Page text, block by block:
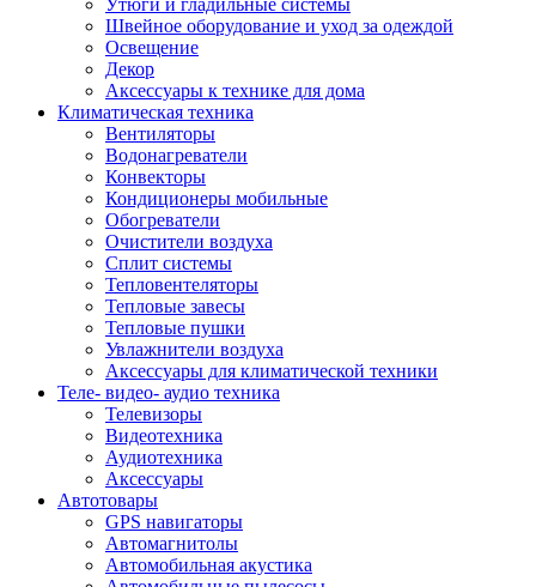
Утюги и гладильные системы
Швейное оборудование и уход за одеждой
Освещение
Декор
Аксессуары к технике для дома
Климатическая техника
Вентиляторы
Водонагреватели
Конвекторы
Кондиционеры мобильные
Обогреватели
Очистители воздуха
Сплит системы
Тепловентеляторы
Тепловые завесы
Тепловые пушки
Увлажнители воздуха
Аксессуары для климатической техники
Теле- видео- аудио техника
Телевизоры
Видеотехника
Аудиотехника
Аксессуары
Автотовары
GPS навигаторы
Автомагнитолы
Автомобильная акустика